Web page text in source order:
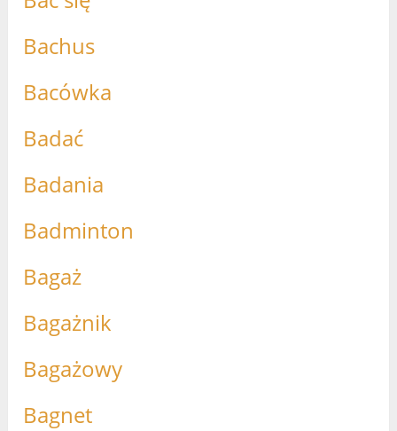
Bachus
Bacówka
Badać
Badania
Badminton
Bagaż
Bagażnik
Bagażowy
Bagnet